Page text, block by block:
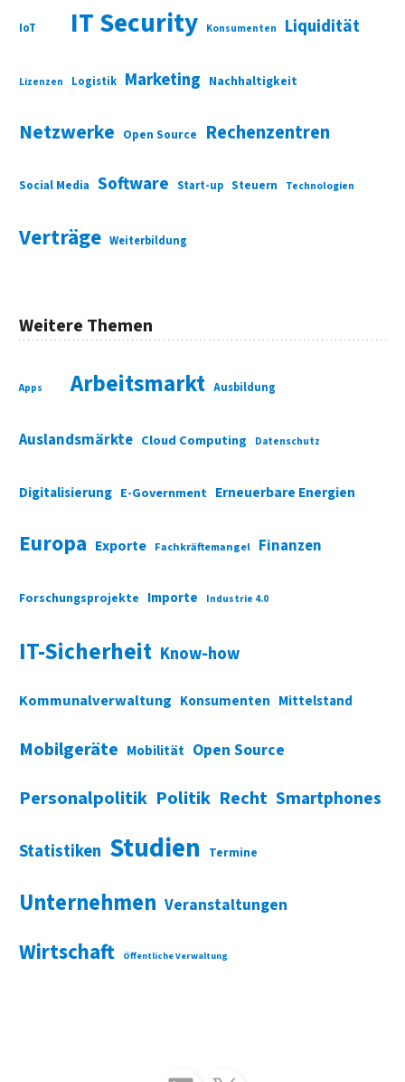
IoT IT Security Konsumenten Liquidität
Lizenzen Logistik Marketing Nachhaltigkeit
Netzwerke Open Source Rechenzentren
Social Media Software Start-up Steuern Technologien
Verträge Weiterbildung
Weitere Themen
Apps Arbeitsmarkt Ausbildung
Auslandsmärkte Cloud Computing Datenschutz
Digitalisierung E-Government Erneuerbare Energien
Europa Exporte Fachkräftemangel Finanzen
Forschungsprojekte Importe Industrie 4.0
IT-Sicherheit Know-how
Kommunalverwaltung Konsumenten Mittelstand
Mobilgeräte Mobilität Open Source
Personalpolitik Politik Recht Smartphones
Statistiken Studien Termine
Unternehmen Veranstaltungen
Wirtschaft Öffentliche Verwaltung